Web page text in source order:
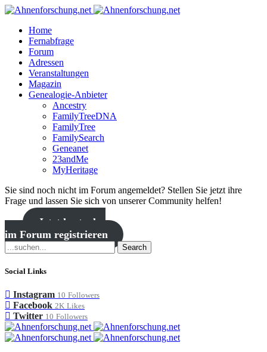
Home
Fernabfrage
Forum
Adressen
Veranstaltungen
Magazin
Genealogie-Anbieter
Ancestry
FamilyTreeDNA
FamilyTree
FamilySearch
Geneanet
23andMe
MyHeritage
Sie sind noch nicht im Forum angemeldet? Stellen Sie jetzt ihre
Frage und lassen Sie sich von unserer Community helfen!
Jetzt kostenlos
im Forum registrieren
Search
Social Links
Instagram 10 Followers
Facebook 2K Likes
Twitter 10 Followers